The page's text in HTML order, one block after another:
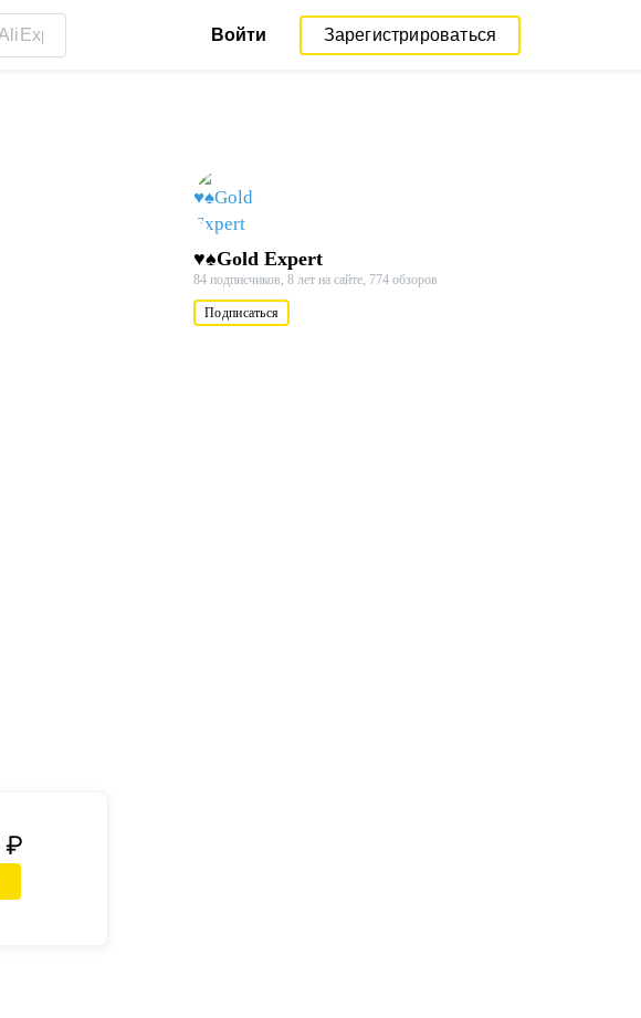
Войти Зарегистрироваться
₽
♥♠Gold Expert
84 подписчиков, 8 лет на сайте, 774 обзоров
Подписаться